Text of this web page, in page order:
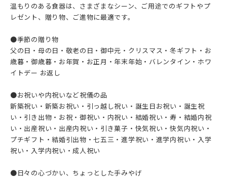
温もりのある食器は、さまざまなシーン、ご用途でのギフトやプ
レゼント、贈り物、ご進物に最適です。
●季節の贈り物
父の日・母の日・敬老の日・御中元・クリスマス・冬ギフト・お
歳暮・御歳暮・お年賀・お正月・年末年始・バレンタイン・ホワ
イトデー お返し
●お祝いや内祝いなど祝儀の品
新築祝い・新築お祝い・引っ越し祝い・誕生日お祝い・誕生祝
い・引き出物・お祝・御祝い・内祝い・結婚祝い・寿・結婚内祝
い・出産祝い・出産内祝い・引き菓子・快気祝い・快気内祝い・
プチギフト・結婚引出物・七五三・進学祝い・進学内祝い・入学
祝い・入学内祝い・成人祝い
●日々の心づかい、ちょっとした手みやげ